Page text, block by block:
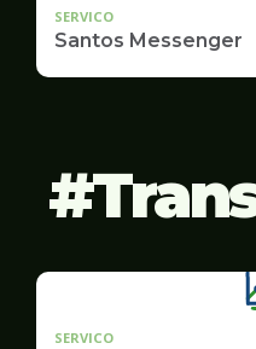
SERVICO
Santos Messenger
SERVICO